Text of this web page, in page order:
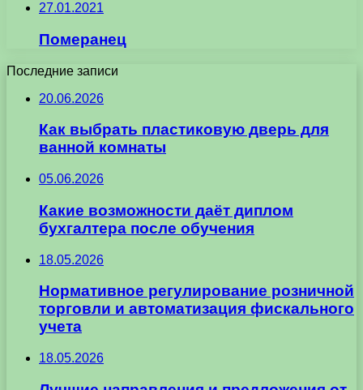
27.01.2021
Померанец
Последние записи
20.06.2026
Как выбрать пластиковую дверь для
ванной комнаты
05.06.2026
Какие возможности даёт диплом
бухгалтера после обучения
18.05.2026
Нормативное регулирование розничной
торговли и автоматизация фискального
учета
18.05.2026